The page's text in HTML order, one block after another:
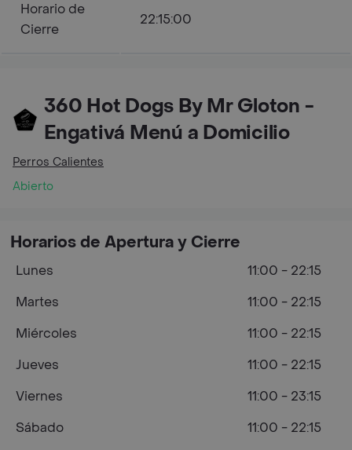
Horario de
Cierre
22:15:00
360 Hot Dogs By Mr Gloton -
Engativá Menú a Domicilio
Perros Calientes
Abierto
Horarios de Apertura y Cierre
Lunes
11:00 - 22:15
Martes
11:00 - 22:15
Miércoles
11:00 - 22:15
Jueves
11:00 - 22:15
Viernes
11:00 - 23:15
Sábado
11:00 - 22:15